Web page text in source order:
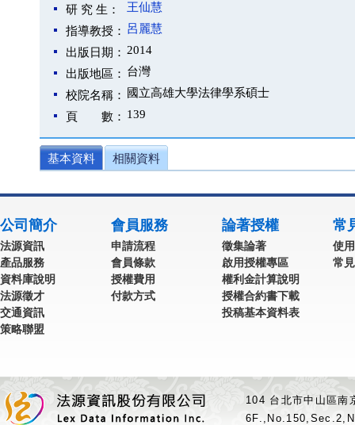
研 究 生：
王仙慧
指導教授： 呂麗慧
出版日期： 2014
出版地區： 台灣
校院名稱：
國立高雄大學法律學系碩士
頁 數： 139
基本資料 相關資料
公司簡介
法源資訊
產品服務
資料庫說明
法源徵才
交通資訊
策略聯盟
會員服務
申請流程
會員條款
授權費用
付款方式
論著授權
徵集論著
啟用授權專區
權利金計算說明
授權合約書下載
投稿基本資料表
常
使
常
104 台北市中山區